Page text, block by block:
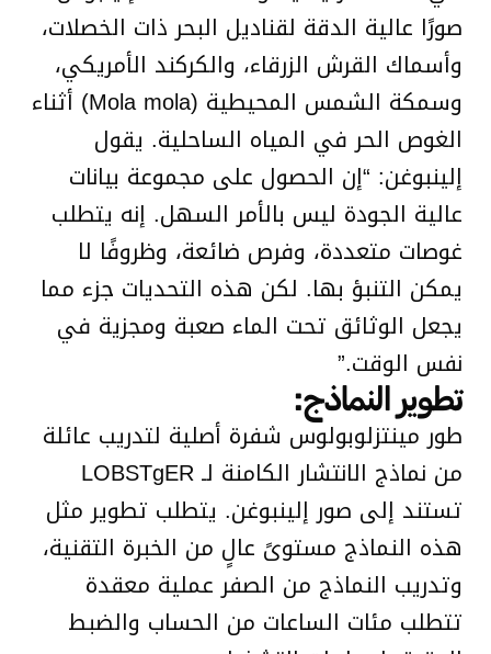
صورًا عالية الدقة لقناديل البحر ذات الخصلات،
وأسماك القرش الزرقاء، والكركند الأمريكي،
وسمكة الشمس المحيطية (Mola mola) أثناء
الغوص الحر في المياه الساحلية. يقول
إلينبوغن: “إن الحصول على مجموعة بيانات
عالية الجودة ليس بالأمر السهل. إنه يتطلب
غوصات متعددة، وفرص ضائعة، وظروفًا لا
يمكن التنبؤ بها. لكن هذه التحديات جزء مما
يجعل الوثائق تحت الماء صعبة ومجزية في
نفس الوقت.”
تطوير النماذج:
طور مينتزلوبولوس شفرة أصلية لتدريب عائلة
من نماذج الانتشار الكامنة لـ LOBSTgER
تستند إلى صور إلينبوغن. يتطلب تطوير مثل
هذه النماذج مستوىً عالٍ من الخبرة التقنية،
وتدريب النماذج من الصفر عملية معقدة
تتطلب مئات الساعات من الحساب والضبط